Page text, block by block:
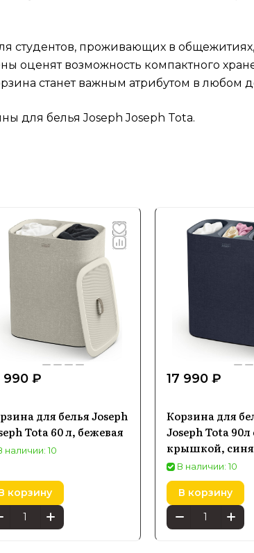
студентов, проживающих в
оценят возможность компактного
станет важным атрибутом в любом
для белья Joseph Joseph Tota.
990 ₽
для белья Joseph
Tota 60 л, бежевая
наличии: 10
корзину
17 990 ₽
Корзина для
Joseph Tota 90л
крышкой,
В наличии: 10
В корзину